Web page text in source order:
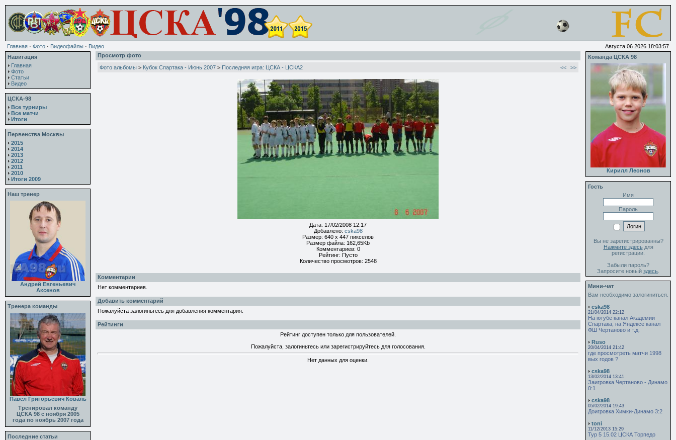
Главная · Фото · Видеофайлы · Видео
Августа 06 2026 18:03:57
Навигация
Главная
Фото
Статьи
Видео
ЦСКА-98
Все турниры
Все матчи
Итоги
Первенства Москвы
2015
2014
2013
2012
2011
2010
Итоги 2009
Наш тренер
Андрей Евгеньевич
Аксенов
Тренера команды
Павел Григорьевич Коваль
Тренировал команду
ЦСКА 98 с ноября 2005
года по ноябрь 2007 года
Последние статьи
Просмотр фото
Фото альбомы > Кубок Спартака - Июнь 2007 > Последняя игра: ЦСКА - ЦСКА2 << >>
Дата: 17/02/2008 12:17
Добавлено: cska98
Размер: 640 x 447 пикселов
Размер файла: 162,65Kb
Комментариев: 0
Рейтинг: Пусто
Количество просмотров: 2548
Комментарии
Нет комментариев.
Добавить комментарий
Пожалуйста залогиньтесь для добавления комментария.
Рейтинги
Рейтинг доступен только для пользователей.
Пожалуйста, залогиньтесь или зарегистрируйтесь для голосования.
Нет данных для оценки.
Команда ЦСКА 98
Кирилл Леонов
Гость
Имя
Пароль
Вы не зарегистрированны?
Нажмите здесьдля
регистрации.
Забыли пароль?
Запросите новый здесь
Мини-чат
Вам необходимо залогиниться.
cska98
21/04/2014 22:12
На ютубе канал Академии
Спартака, на Яндексе канал
ФШ Чертаново и т.д.
Ruso
20/04/2014 21:42
где просмотреть матчи 1998
вых годов ?
cska98
13/02/2014 13:41
Заигровка Чертаново - Динамо
0:1
cska98
05/02/2014 19:43
Доигровка Химки-Динамо 3:2
toni
11/12/2013 15:29
Тур 5 15.02 ЦСКА Торпедо